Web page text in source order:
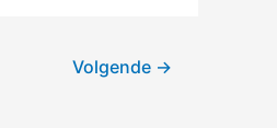
Volgende →